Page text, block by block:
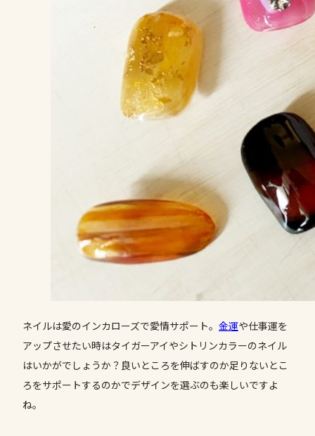
ネイルは愛のインカローズで愛情サポート。 金運や仕事運を
アップさせたい時はタイガーアイやシトリンカラーのネイル
はいかがでしょうか？良いところを伸ばすのか足りないとこ
ろをサポートするのかでデザインを選ぶのも楽しいですよ
ね。